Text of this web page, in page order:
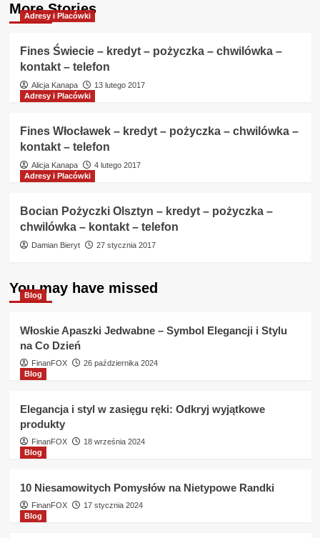
More Stories
Adresy i Placówki
Fines Świecie – kredyt – pożyczka – chwilówka –
kontakt – telefon
Alicja Kanapa
13 lutego 2017
Adresy i Placówki
Fines Włocławek – kredyt – pożyczka – chwilówka –
kontakt – telefon
Alicja Kanapa
4 lutego 2017
Adresy i Placówki
Bocian Pożyczki Olsztyn – kredyt – pożyczka –
chwilówka – kontakt – telefon
Damian Bieryt 27 stycznia 2017
You may have missed
Blog
Włoskie Apaszki Jedwabne – Symbol Elegancji i Stylu
na Co Dzień
FinanFOX
26 października 2024
Blog
Elegancja i styl w zasięgu ręki: Odkryj wyjątkowe
produkty
FinanFOX
18 września 2024
Blog
10 Niesamowitych Pomysłów na Nietypowe Randki
FinanFOX
17 stycznia 2024
Blog